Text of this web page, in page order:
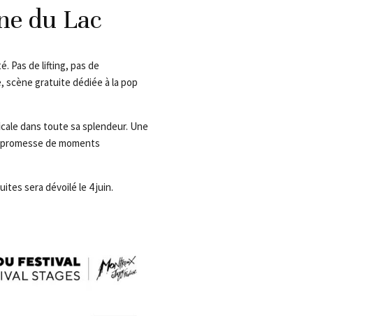
du Lac
Pas de lifting, pas de
scène gratuite dédiée à la pop
dans toute sa splendeur. Une
de moments
sera dévoilé le 4 juin.